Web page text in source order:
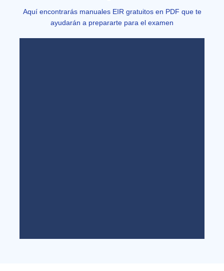
Aquí encontrarás manuales EIR gratuitos en PDF que te
ayudarán a prepararte para el examen